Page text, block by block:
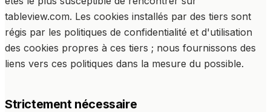
tableview.com. Les cookies installés par des tiers sont
régis par les politiques de confidentialité et d'utilisation
des cookies propres à ces tiers ; nous fournissons des
liens vers ces politiques dans la mesure du possible.
Strictement nécessaire